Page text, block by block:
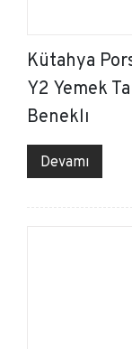
Kütahya
Y2 Yemek
Beneklı
Devamı